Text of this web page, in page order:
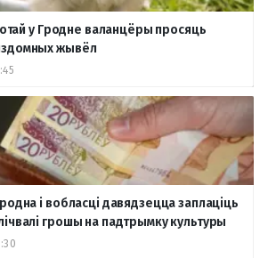
у Гродне валанцёры просяць
жывёл
і вобласці давядзецца заплаціць
грошы на падтрымку культуры